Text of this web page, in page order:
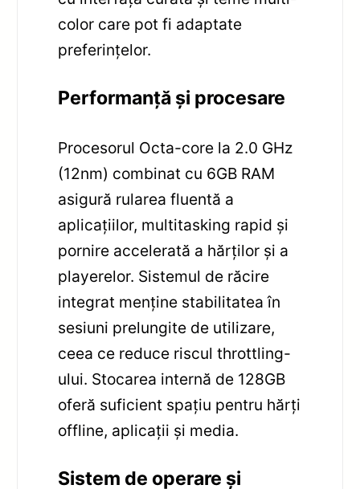
color care pot fi adaptate
preferințelor.
Performanță și procesare
Procesorul Octa-core la 2.0 GHz
(12nm) combinat cu 6GB RAM
asigură rularea fluentă a
aplicațiilor, multitasking rapid și
pornire accelerată a hărților și a
playerelor. Sistemul de răcire
integrat menține stabilitatea în
sesiuni prelungite de utilizare,
ceea ce reduce riscul throttling-
ului. Stocarea internă de 128GB
oferă suficient spațiu pentru hărți
offline, aplicații și media.
Sistem de operare și